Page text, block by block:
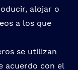
alojar o
a los que
se utilizan
acuerdo con el